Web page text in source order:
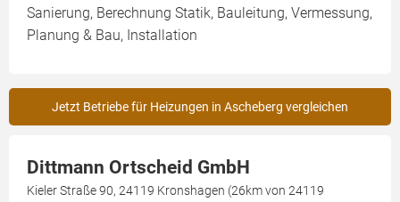
Sanierung, Berechnung Statik, Bauleitung, Vermessung,
Planung & Bau, Installation
Jetzt Betriebe für Heizungen in Ascheberg vergleichen
Dittmann Ortscheid GmbH
Kieler Straße 90, 24119 Kronshagen (26km von 24119